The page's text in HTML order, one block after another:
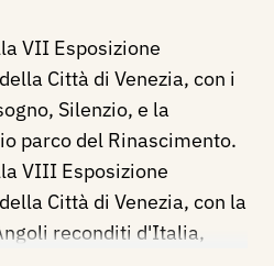
VII Esposizione
Città di Venezia, con i
Silenzio, e la
parco del Rinascimento.
VIII Esposizione
Città di Venezia, con la
reconditi d'Italia,